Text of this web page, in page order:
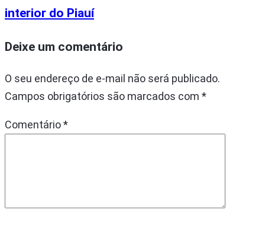
interior do Piauí
Deixe um comentário
O seu endereço de e-mail não será publicado.
Campos obrigatórios são marcados com *
Comentário*